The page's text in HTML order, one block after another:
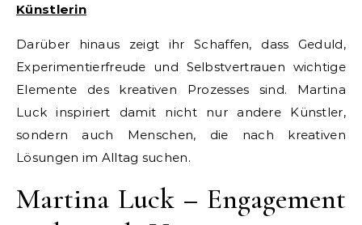
Künstlerin
Darüber hinaus zeigt ihr Schaffen, dass Geduld,
Experimentierfreude und Selbstvertrauen wichtige
Elemente des kreativen Prozesses sind. Martina
Luck inspiriert damit nicht nur andere Künstler,
sondern auch Menschen, die nach kreativen
Lösungen im Alltag suchen.
Martina Luck – Engagement